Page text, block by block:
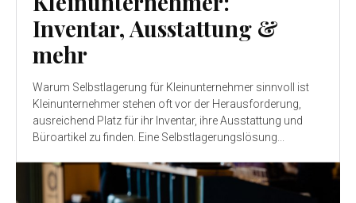
Inventar, Ausstattung &
mehr
Warum Selbstlagerung für Kleinunternehmer sinnvoll ist
Kleinunternehmer stehen oft vor der Herausforderung,
ausreichend Platz für ihr Inventar, ihre Ausstattung und
Büroartikel zu finden. Eine Selbstlagerungslösung...